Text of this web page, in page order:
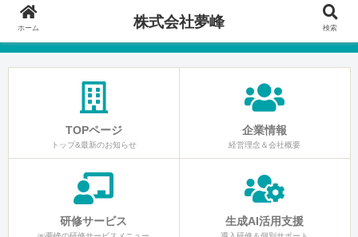
TOPページ
トップ&最新のお知らせ
企業情報
経営理念＆会社概要
研修サービス 生成AI活用支援
ホーム 株式会社夢峰 検索